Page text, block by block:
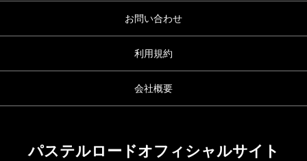
お問い合わせ
利用規約
会社概要
パステルロードオフィシャルサイト